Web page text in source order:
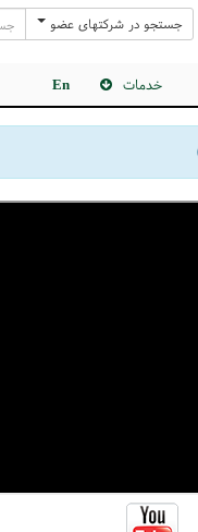
جستجو در شرکتهای عضو
خدمات En